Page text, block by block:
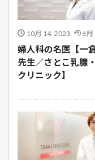
10月 14, 2023 6月
婦人科の名医【一
先生／さとこ乳腺
クリニック】